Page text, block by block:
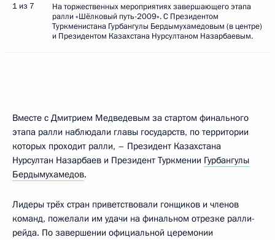
1 из 7
На торжественных мероприятиях завершающего этапа
ралли «Шёлковый путь-2009». С Президентом
Туркменистана Гурбангулы Бердымухамедовым (в центре)
и Президентом Казахстана Нурсултаном Назарбаевым.
Вместе с Дмитрием Медведевым за стартом финального
этапа ралли наблюдали главы государств, по территории
которых проходит ралли, – Президент Казахстана
Нурсултан Назарбаев и Президент Туркмении Гурбангулы
Бердымухамедов.
Лидеры трёх стран приветствовали гонщиков и членов
команд, пожелали им удачи на финальном отрезке ралли-
рейда. По завершении официальной церемонии